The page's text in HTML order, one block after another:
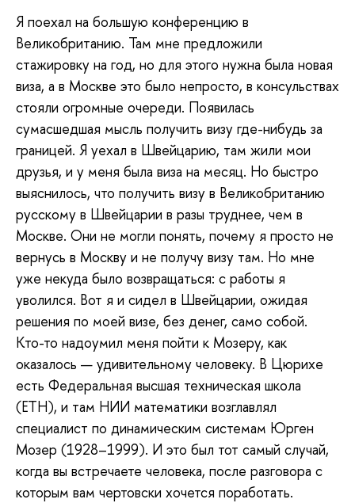
Я поехал на большую конференцию в
Великобританию. Там мне предложили
стажировку на год, но для этого нужна была новая
виза, а в Москве это было непросто, в консульствах
стояли огромные очереди. Появилась
сумасшедшая мысль получить визу где-нибудь за
границей. Я уехал в Швейцарию, там жили мои
друзья, и у меня была виза на месяц. Но быстро
выяснилось, что получить визу в Великобританию
русскому в Швейцарии в разы труднее, чем в
Москве. Они не могли понять, почему я просто не
вернусь в Москву и не получу визу там. Но мне
уже некуда было возвращаться: с работы я
уволился. Вот я и сидел в Швейцарии, ожидая
решения по моей визе, без денег, само собой.
Кто-то надоумил меня пойти к Мозеру, как
оказалось — удивительному человеку. В Цюрихе
есть Федеральная высшая техническая школа
(ETH), и там НИИ математики возглавлял
специалист по динамическим системам Юрген
Мозер (1928–1999). И это был тот самый случай,
когда вы встречаете человека, после разговора с
которым вам чертовски хочется поработать.